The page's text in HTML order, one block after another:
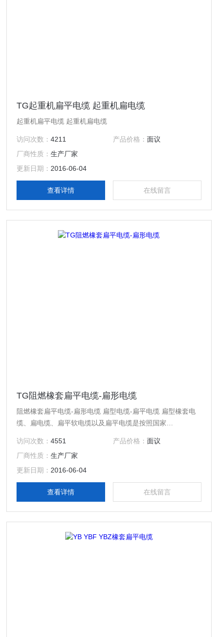
TG起重机扁平电缆 起重机扁电缆
起重机扁平电缆 起重机扁电缆
访问次数：4211 产品价格： 面议
厂商性质：生产厂家
更新日期： 2016-06-04
查看详情 在线留言
TG阻燃橡套扁平电缆-扁形电缆
阻燃橡套扁平电缆-扁形电缆 扁型电缆-扁平电缆 扁型橡套电
缆、扁电缆、扁平软电缆以及扁平电缆是按照国家
450v/750v及以下的移动式电气设备中，扁平电缆 扁形结构特
别适用于频繁弯曲的场合，不易扭结，如起重机、行车等。
访问次数：4551 产品价格： 面议
厂商性质：生产厂家
更新日期： 2016-06-04
查看详情 在线留言